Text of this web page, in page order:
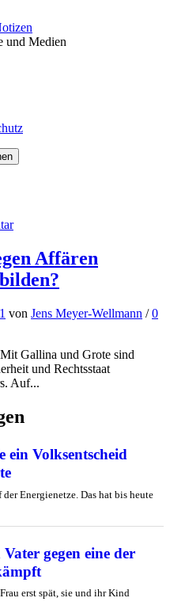
und Medien
Affären
von Jens Meyer-Wellmann /0
Gallina und Grote sind
und Rechtsstaat
Auf...
ein Volksentscheid
Energienetze. Das hat bis heute
gegen eine der
erst spät, sie und ihr Kind